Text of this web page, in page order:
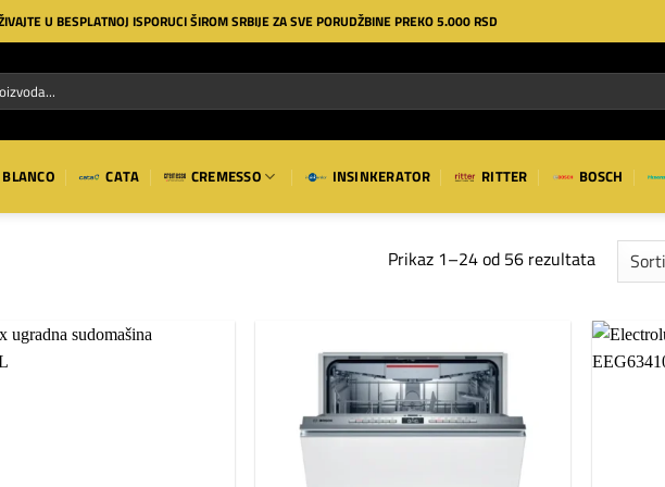
U BESPLATNOJ ISPORUCI ŠIROM SRBIJE ZA SVE PORUDŽBINE PREKO 5.000 RSD
BLANCO CATA CREMESSO INSINKERATOR RITTER BOSCH
Prikaz 1–24 od 56 rezultataSortirano
želja